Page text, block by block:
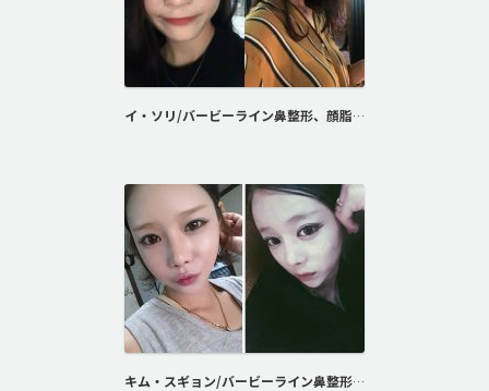
イ・ソリ/バービーライン鼻整形、顔脂肪注入
キム・スギョン/バービーライン鼻整形、脂肪注入